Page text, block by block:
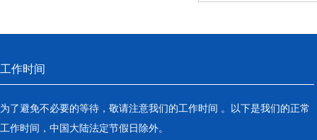
工作时间
为了避免不必要的等待，敬请注意我们的工作时间 。以下是我们的正常
工作时间，中国大陆法定节假日除外。